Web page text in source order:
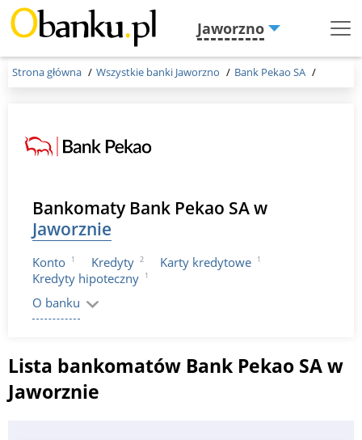
Jaworzno
Menu
Strona główna Wszystkie banki Jaworzno Bank Pekao SA
Bankomaty Bank Pekao SA w
Jaworznie
Konto 1 Kredyty 2 Karty kredytowe 1
Kredyty hipoteczny 1
O banku
Lista bankomatów Bank Pekao SA w
Jaworznie